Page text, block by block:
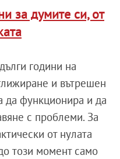
за думите си, от
години на
и вътрешен
да функционира и да
с проблеми. За
от нулата
този момент само